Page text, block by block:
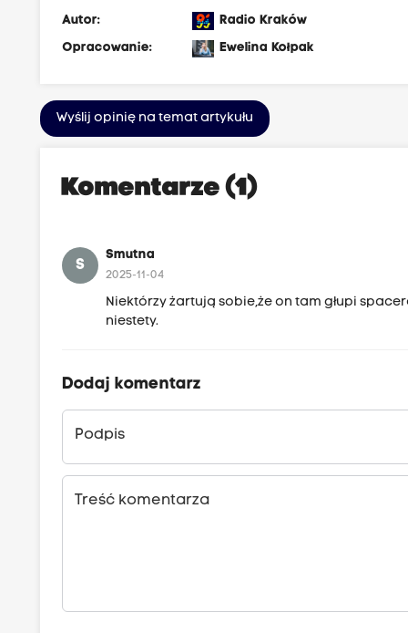
Autor:
Radio Kraków
Opracowanie:
Ewelina Kołpak
Wyślij opinię na temat artykułu
Komentarze (1)
S
Smutna
2025-11-04
Niektórzy żartują sobie,że on tam głupi
niestety.
Dodaj komentarz
Podpis
Treść komentarza